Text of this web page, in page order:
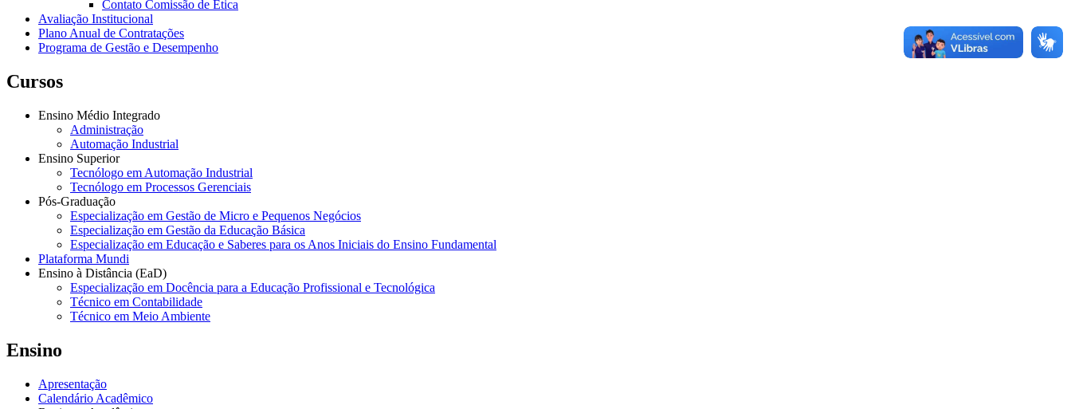
Contato Comissão de Ética
Avaliação Institucional
Plano Anual de Contratações
Programa de Gestão e Desempenho
Cursos
Ensino Médio Integrado
Administração
Automação Industrial
Ensino Superior
Tecnólogo em Automação Industrial
Tecnólogo em Processos Gerenciais
Pós-Graduação
Especialização em Gestão de Micro e Pequenos Negócios
Especialização em Gestão da Educação Básica
Especialização em Educação e Saberes para os Anos Iniciais do Ensino Fundamental
Plataforma Mundi
Ensino à Distância (EaD)
Especialização em Docência para a Educação Profissional e Tecnológica
Técnico em Contabilidade
Técnico em Meio Ambiente
Ensino
Apresentação
Calendário Acadêmico